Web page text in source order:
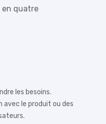
en quatre
les besoins.
avec le produit ou des